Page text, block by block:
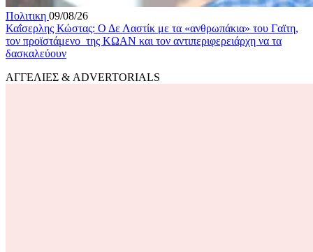
Πολιτικη 09/08/26
Καΐσερλης Κώστας: Ο Δε Λαστίκ με τα «ανθρωπάκια» του Γαϊτη,
τον προϊστάμενο της ΚΩΑΝ και τον αντιπεριφερειάρχη να τα
δασκαλεύουν
ΑΓΓΕΛΙΕΣ & ADVERTORIALS